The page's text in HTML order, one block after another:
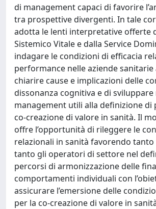
di management capaci di favorire
tra prospettive divergenti. In tale
adotta le lenti interpretative offerte
Sistemico Vitale e dalla Service
indagare le condizioni di efficacia
performance nelle aziende sanitarie
chiarire cause e implicazioni delle
dissonanza cognitiva e di
management utili alla definizione di
co-creazione di valore in sanità. Il
offre l’opportunità di rileggere le
relazionali in sanità favorendo
tanto gli operatori di settore nel
percorsi di armonizzazione delle
comportamenti individuali con
assicurare l’emersione delle
per la co-creazione di valore in